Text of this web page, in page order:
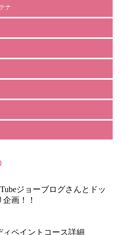
ナ
ジョーブログさんとドッ
企画！！
ィペイントコース詳細